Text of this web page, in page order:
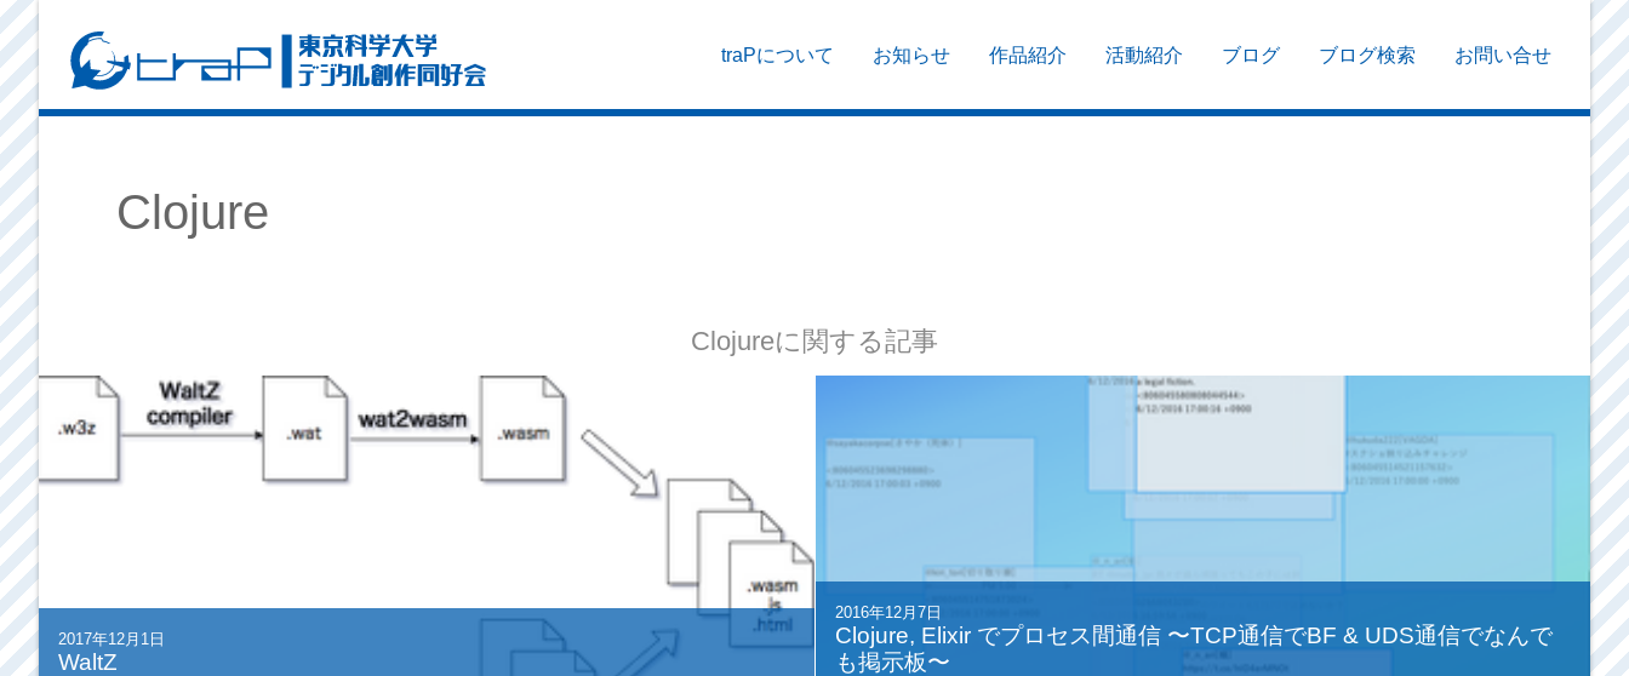
traPについて お知らせ 作品紹介 活動紹介 ブログ ブログ検索 お問い合せ
Clojure
Clojureに関する記事
2017年12月1日
WaltZ
2016年12月7日
Clojure, Elixir でプロセス間通信 〜TCP通信でBF & UDS通信でなんで
も掲示板〜